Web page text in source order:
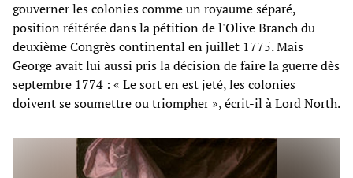
gouverner les colonies comme un royaume séparé,
position réitérée dans la pétition de l'Olive Branch du
deuxième Congrès continental en juillet 1775. Mais
George avait lui aussi pris la décision de faire la guerre dès
septembre 1774 : « Le sort en est jeté, les colonies
doivent se soumettre ou triompher », écrit-il à Lord North.